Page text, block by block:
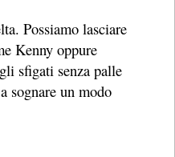
Possiamo lasciare
Kenny oppure
sfigati senza palle
sognare un modo